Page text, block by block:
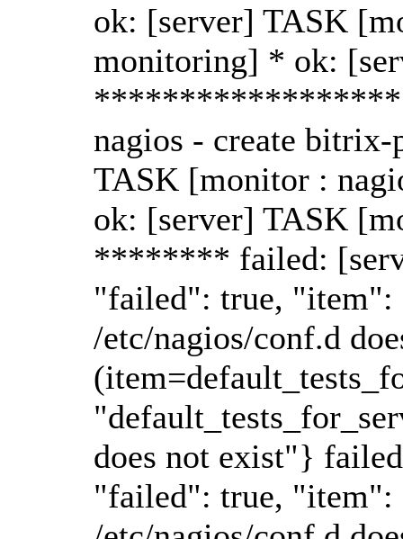
ok: [server] TASK
monitoring] * ok:
nagios - create
TASK [monitor :
ok: [server] TASK
******** failed:
"failed": true, "item":
/etc/nagios/conf.d
does not exist"}
"failed": true, "item":